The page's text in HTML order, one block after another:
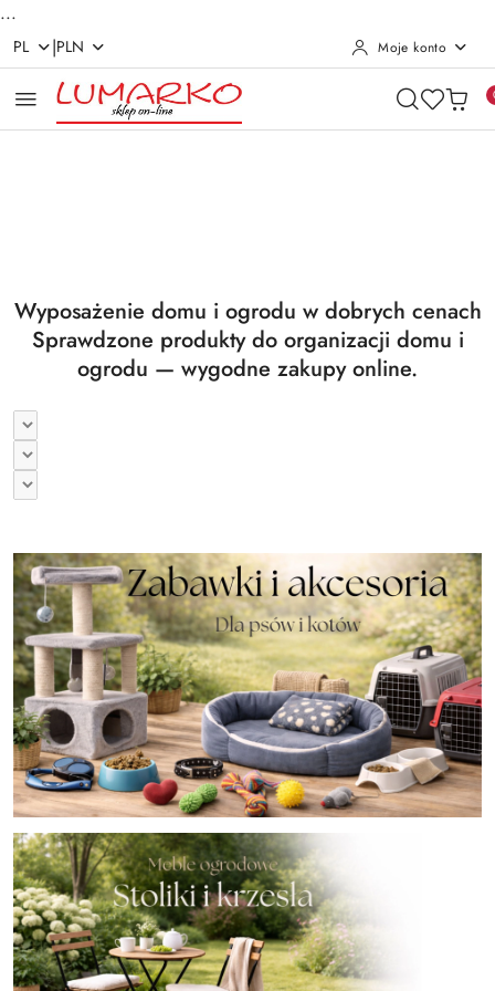
...
Przejdź do treści głównej
Przejdź do wyszukiwarki
Przejdź do moje konto
Przejdź do menu głównego
Przejdź do stopki
PL |PLN Moje konto
Wyposażenie domu i ogrodu w dobrych cenach
Sprawdzone produkty do organizacji domu i
ogrodu — wygodne zakupy online.